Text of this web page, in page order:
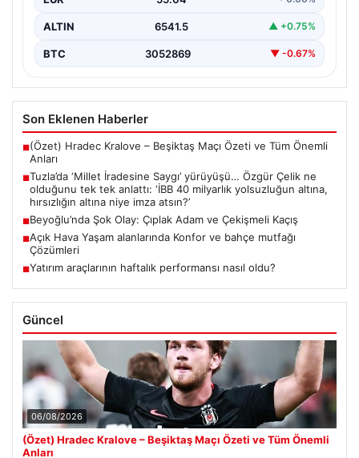
Özgür Çelik’ten Açıklamalar”, “content”: “ Tuzla…
ALTIN 6541.5 ▲ +0.75%
BTC 3052869 ▼ -0.67%
Son Eklenen Haberler
■(Özet) Hradec Kralove – Beşiktaş Maçı Özeti ve Tüm Önemli
Anları
■Tuzla’da ‘Millet İradesine Saygı’ yürüyüşü… Özgür Çelik ne
olduğunu tek tek anlattı: ‘İBB 40 milyarlık yolsuzluğun altına,
hırsızlığın altına niye imza atsın?’
■Beyoğlu’nda Şok Olay: Çıplak Adam ve Çekişmeli Kaçış
■Açık Hava Yaşam alanlarında Konfor ve bahçe mutfağı
Çözümleri
■Yatırım araçlarının haftalık performansı nasıl oldu?
Güncel
06/08/2026
(Özet) Hradec Kralove – Beşiktaş Maçı Özeti ve Tüm Önemli
Anları